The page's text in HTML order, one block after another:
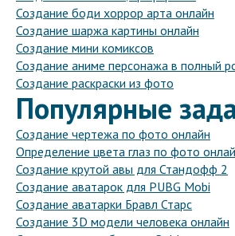
Создание боди хоррор арта онлайн
Создание шаржа картины онлайн
Создание мини комиксов
Создание аниме персонажа в полный
Создание раскраски из фото
Популярные
Создание чертежа по фото онлайн
Определение цвета глаз по фото
Создание крутой авы для Стандофф 2
Создание аватарок для PUBG Mobi
Создание аватарки Бравл Старс
Создание 3D модели человека онлайн